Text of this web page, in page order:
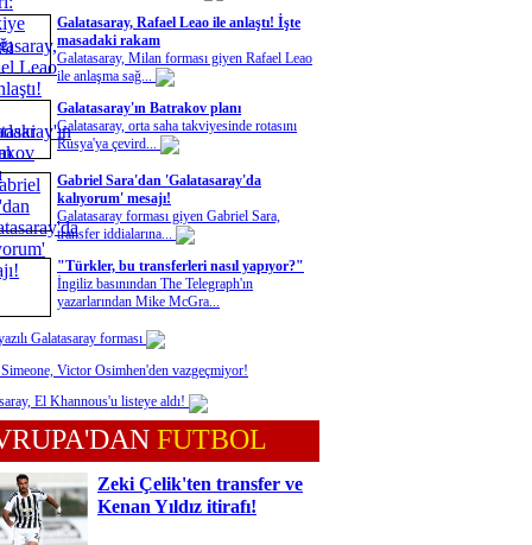
Galatasaray, Rafael Leao ile anlaştı! İşte
masadaki rakam
Galatasaray, Milan forması giyen Rafael Leao
ile anlaşma sağ...
Galatasaray'ın Batrakov planı
Galatasaray, orta saha takviyesinde rotasını
Rusya'ya çevird...
Gabriel Sara'dan 'Galatasaray'da
kalıyorum' mesajı!
Galatasaray forması giyen Gabriel Sara,
transfer iddialarına...
"Türkler, bu transferleri nasıl yapıyor?"
İngiliz basınından The Telegraph'ın
yazarlarından Mike McGra...
Galatasaray forması
Victor Osimhen'den vazgeçmiyor!
El Khannous'u listeye aldı!
FUTBOL
Zeki Çelik'ten transfer ve
Kenan Yıldız itirafı!